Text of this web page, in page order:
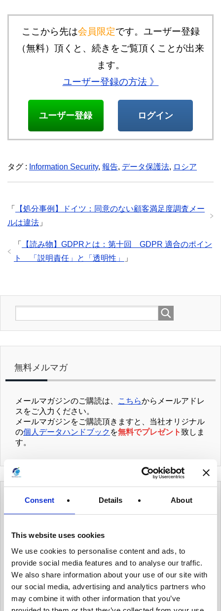
Consent Details About
This website uses cookies
We use cookies to personalise content and ads, to
provide social media features and to analyse our traffic.
We also share information about your use of our site with
our social media, advertising and analytics partners who
may combine it with other information that you’ve
ここから先は会員限定です。ユーザー登録
（無料）頂くと、続きをご覧頂くことが出来
ます。
ユーザー登録の方法 》
ユーザー登録 ログイン
タグ : Information Security, 報告, データ保護法, ロシア
「
【処分事例】ドイツ：同意のない顧客満足度調査メー
ルは違法 」
「
【読み物】GDPRとは：第十回 GDPR 適合のポイン
ト 「説明責任」と「透明性」
」
無料メルマガ
メールマガジンのご購読は、 こちらからメールアドレ
スをご入力ください。
メールマガジンをご購読頂きますと、当社オリジナル
の個人データハンドブック を無料でプレゼント致しま
す。
カテゴリー
有用情報
有用情報_ガバナンス体制を整える
有用情報_個人データ台帳の保守、データ移転メ
カニズムの保守
有用情報_内部のデータ・プライバシー・ポリシ